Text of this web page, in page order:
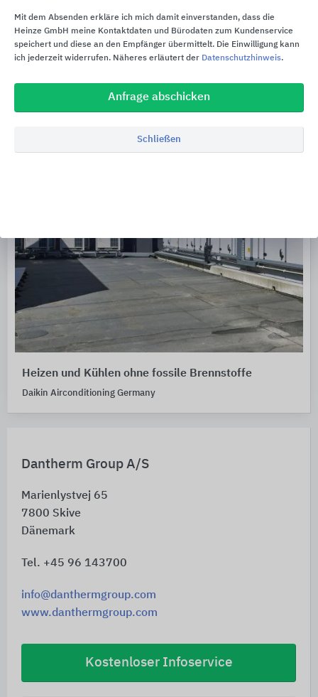
Dantherm Group A/S
Marienlystvej 65
7800 Skive
Dänemark
Tel. +45 96 143700
info@danthermgroup.com
www.danthermgroup.com
Kostenloser Infoservice
Ecophon Deutschland
Heizen und Kühlen ohne fossile Brennstoffe
Daikin Airconditioning Germany
Mit dem Absenden erkläre ich mich damit einverstanden, dass die
Heinze GmbH meine Kontaktdaten und Bürodaten zum Kundenservice
speichert und diese an den Empfänger übermittelt. Die Einwilligung kann
ich jederzeit widerrufen. Näheres erläutert der Datenschutzhinweis.
Anfrage abschicken
Schließen